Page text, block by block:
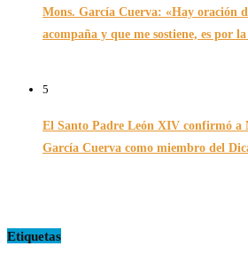
Mons. García Cuerva: «Hay oración
acompaña y que me sostiene, es por
5
El Santo Padre León XIV confirmó a
García Cuerva como miembro del
Etiquetas